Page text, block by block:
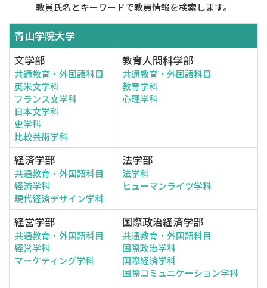
教員氏名とキーワードで教員情報を検索します。
青山学院大学
文学部
共通教育・外国語科目
英米文学科
フランス文学科
日本文学科
史学科
比較芸術学科
教育人間科学部
共通教育・外国語科目
教育学科
心理学科
経済学部
共通教育・外国語科目
経済学科
現代経済デザイン学科
法学部
法学科
ヒューマンライツ学科
経営学部
共通教育・外国語科目
経営学科
マーケティング学科
国際政治経済学部
共通教育・外国語科目
国際政治学科
国際経済学科
国際コミュニケーション学科